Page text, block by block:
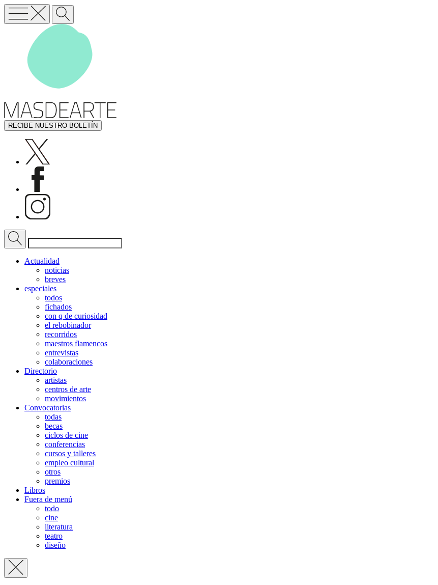
RECIBE NUESTRO BOLETÍN
Actualidad
noticias
breves
especiales
todos
fichados
con q de curiosidad
el rebobinador
recorridos
maestros flamencos
entrevistas
colaboraciones
Directorio
artistas
centros de arte
movimientos
Convocatorias
todas
becas
ciclos de cine
conferencias
cursos y talleres
empleo cultural
otros
premios
Libros
Fuera de menú
todo
cine
literatura
teatro
diseño